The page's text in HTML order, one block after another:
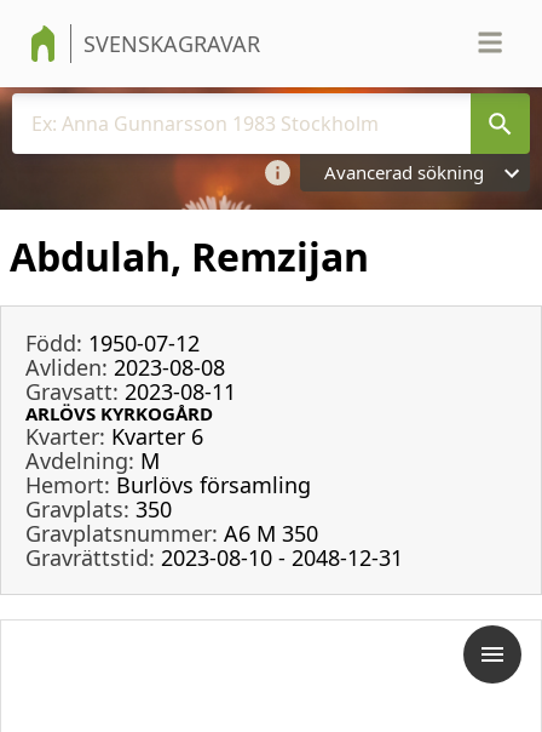
SVENSKAGRAVAR
Avancerad sökning
Abdulah, Remzijan
Född: 1950-07-12
Avliden: 2023-08-08
Gravsatt: 2023-08-11
ARLÖVS KYRKOGÅRD
Kvarter: Kvarter 6
Avdelning: M
Hemort: Burlövs församling
Gravplats: 350
Gravplatsnummer: A6 M 350
Gravrättstid: 2023-08-10 - 2048-12-31